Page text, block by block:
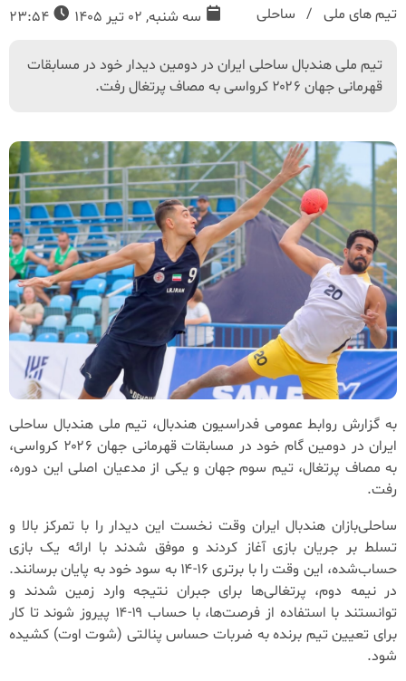
تیم های ملی ساحلی سه شنبه, 02 تیر 1405
تیم ملی هندبال ساحلی ایران در دومین دیدار خود در مسابقات
قهرمانی جهان ۲۰۲۶ کرواسی به مصاف پرتغال رفت.
به گزارش روابط عمومی فدراسیون هندبال، تیم ملی هندبال ساحلی
ایران در دومین گام خود در مسابقات قهرمانی جهان ۲۰۲۶ کرواسی،
به مصاف پرتغال، تیم سوم جهان و یکی از مدعیان اصلی این دوره،
رفت.
ساحلی‌بازان هندبال ایران وقت نخست این دیدار را با تمرکز بالا و
تسلط بر جریان بازی آغاز کردند و موفق شدند با ارائه یک بازی
حساب‌شده، این وقت را با برتری ۱۶-۱۴ به سود خود به پایان برسانند.
در نیمه دوم، پرتغالی‌ها برای جبران نتیجه وارد زمین شدند و
توانستند با استفاده از فرصت‌ها، با حساب ۱۹-۱۴ پیروز شوند تا کار
برای تعیین تیم برنده به ضربات حساس پنالتی (شوت اوت) کشیده
شود.